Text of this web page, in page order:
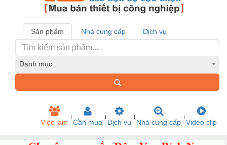
Sản phẩm Nhà cung cấp Dịch vụ
Danh mục
Việc làm Cần mua Dịch vụ Nhà cung cấp Video clip